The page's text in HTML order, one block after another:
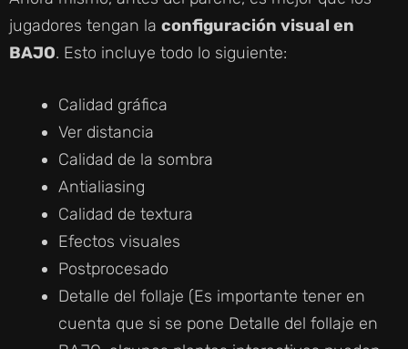
jugadores tengan la configuración visual en
BAJO. Esto incluye todo lo siguiente:
Calidad gráfica
Ver distancia
Calidad de la sombra
Antialiasing
Calidad de textura
Efectos visuales
Postprocesado
Detalle del follaje (Es importante tener en
cuenta que si se pone Detalle del follaje en